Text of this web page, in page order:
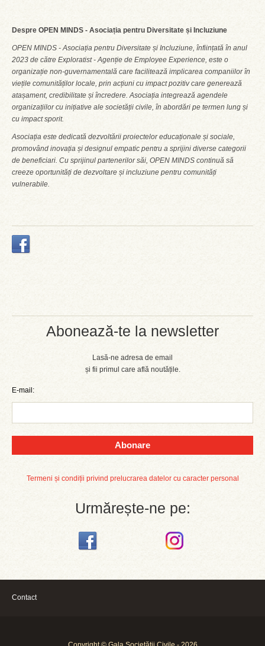
Abonează-te la newsletter
Lasă-ne adresa de email
și fii primul care află noutățile.
E-mail:
Abonare
Termeni și condiții privind prelucrarea datelor cu caracter personal
Urmărește-ne pe:
Despre OPEN MINDS - Asociația pentru Diversitate și Incluziune
OPEN MINDS - Asociația pentru Diversitate și Incluziune, înființată în anul
2023 de către Exploratist - Agenție de Employee Experience, este o
organizație non-guvernamentală care facilitează implicarea companiilor în
viețile comunităților locale, prin acțiuni cu impact pozitiv care generează
atașament, credibilitate și încredere. Asociația integrează agendele
organizațiilor cu inițiative ale societății civile, în abordări pe termen lung și
cu impact sporit.
Asociația este dedicată dezvoltării proiectelor educaționale și sociale,
promovând inovația și designul empatic pentru a sprijini diverse categorii
de beneficiari. Cu sprijinul partenerilor săi, OPEN MINDS continuă să
creeze oportunități de dezvoltare și incluziune pentru comunități
vulnerabile.
Contact